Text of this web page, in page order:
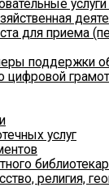
для приема
поддержки
цифровой
услуг
религия,